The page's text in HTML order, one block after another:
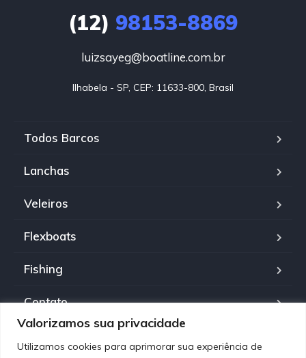
Valorizamos sua privacidade
Utilizamos cookies para aprimorar sua experiência de
(12) 98153-8869
luizsayeg@boatline.com.br
Ilhabela - SP, CEP: 11633-800, Brasil
Todos Barcos
Lanchas
Veleiros
Flexboats
Fishing
Contato
Política de Privacidade